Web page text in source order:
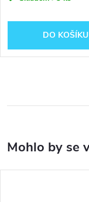
DO KOŠÍKU